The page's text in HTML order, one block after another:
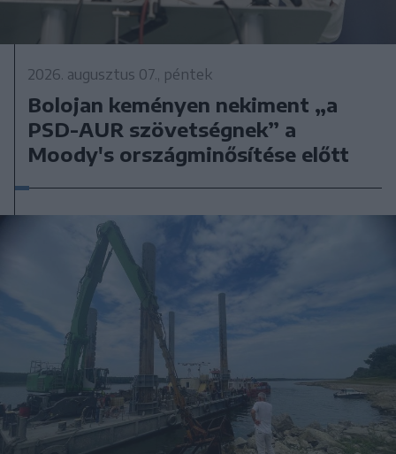
2026. augusztus 07., péntek
Bolojan keményen nekiment „a
PSD-AUR szövetségnek” a
Moody's országminősítése előtt